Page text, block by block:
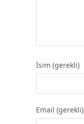
İsim (gerekli)
Email (gerekli)